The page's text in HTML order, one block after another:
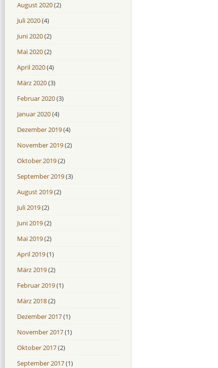
August 2020(2)
Juli 2020(4)
Juni 2020(2)
Mai 2020(2)
April 2020(4)
März 2020(3)
Februar 2020(3)
Januar 2020(4)
Dezember 2019(4)
November 2019(2)
Oktober 2019(2)
September 2019(3)
August 2019(2)
Juli 2019(2)
Juni 2019(2)
Mai 2019(2)
April 2019(1)
März 2019(2)
Februar 2019(1)
März 2018(2)
Dezember 2017(1)
November 2017(1)
Oktober 2017(2)
September 2017(1)